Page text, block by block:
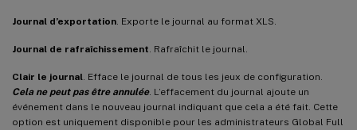
Journal d’exportation . Exporte le journal au format XLS.
Journal de rafraîchissement . Rafraîchit le journal.
Clair le journal . Efface le journal de tous les jeux de configuration.
Cela ne peut pas être annulée. L’effacement du journal ajoute un
événement dans le nouveau journal indiquant que cela a été fait. Cette
option est uniquement disponible pour les administrateurs Global Full